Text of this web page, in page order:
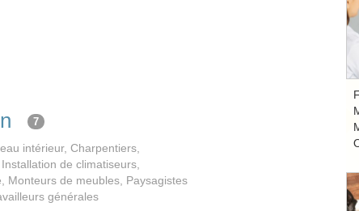
7
intérieur, Charpentiers,
de climatiseurs,
Monteurs de meubles, Paysagistes
générales